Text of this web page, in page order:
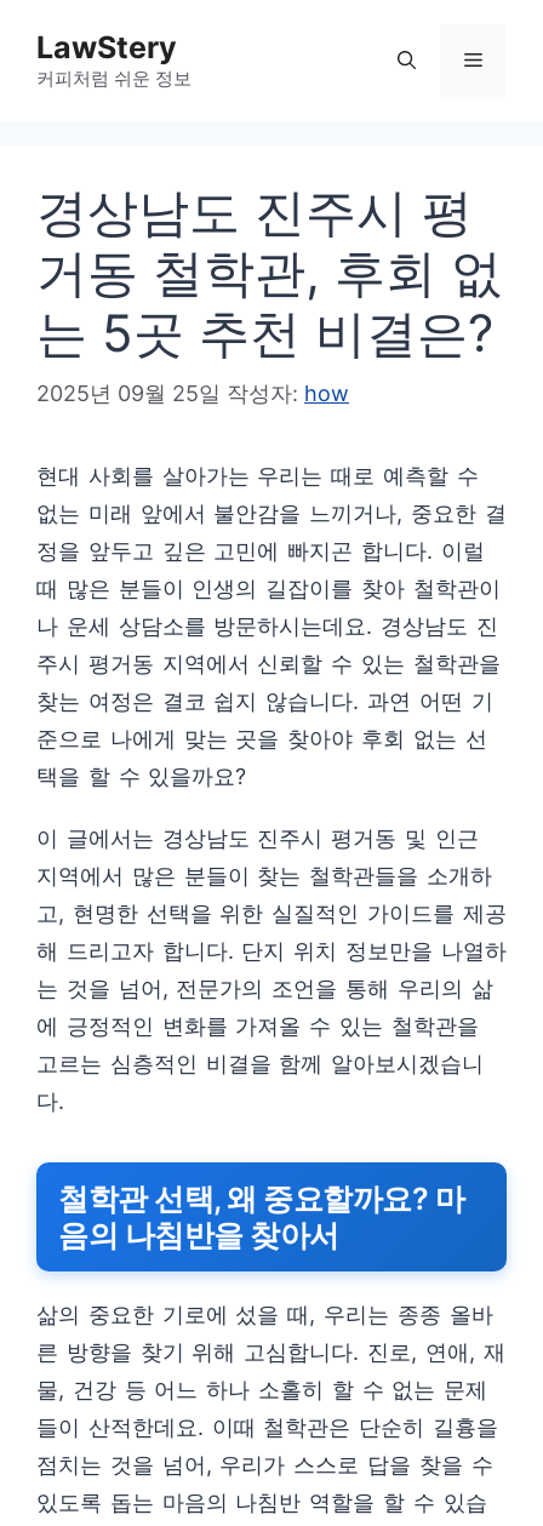
LawStery
커피처럼 쉬운 정보
메
경상남도 진주시 평
거동 철학관, 후회 없
는 5곳 추천 비결은?
2025년 09월 25일 작성자: how
현대 사회를 살아가는 우리는 때로 예측할 수
없는 미래 앞에서 불안감을 느끼거나, 중요한 결
정을 앞두고 깊은 고민에 빠지곤 합니다. 이럴
때 많은 분들이 인생의 길잡이를 찾아 철학관이
나 운세 상담소를 방문하시는데요. 경상남도 진
주시 평거동 지역에서 신뢰할 수 있는 철학관을
찾는 여정은 결코 쉽지 않습니다. 과연 어떤 기
준으로 나에게 맞는 곳을 찾아야 후회 없는 선
택을 할 수 있을까요?
이 글에서는 경상남도 진주시 평거동 및 인근
지역에서 많은 분들이 찾는 철학관들을 소개하
고, 현명한 선택을 위한 실질적인 가이드를 제공
해 드리고자 합니다. 단지 위치 정보만을 나열하
는 것을 넘어, 전문가의 조언을 통해 우리의 삶
에 긍정적인 변화를 가져올 수 있는 철학관을
고르는 심층적인 비결을 함께 알아보시겠습니
다.
철학관 선택, 왜 중요할까요? 마
음의 나침반을 찾아서
삶의 중요한 기로에 섰을 때, 우리는 종종 올바
른 방향을 찾기 위해 고심합니다. 진로, 연애, 재
물, 건강 등 어느 하나 소홀히 할 수 없는 문제
들이 산적한데요. 이때 철학관은 단순히 길흉을
점치는 것을 넘어, 우리가 스스로 답을 찾을 수
있도록 돕는 마음의 나침반 역할을 할 수 있습